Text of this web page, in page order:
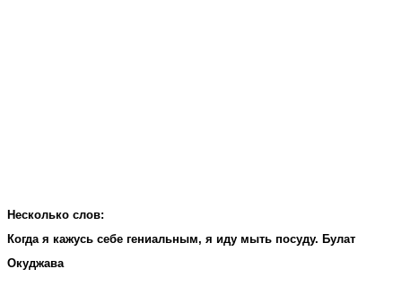
Несколько слов:
Когда я кажусь себе гениальным, я иду мыть посуду. Булат
Окуджава